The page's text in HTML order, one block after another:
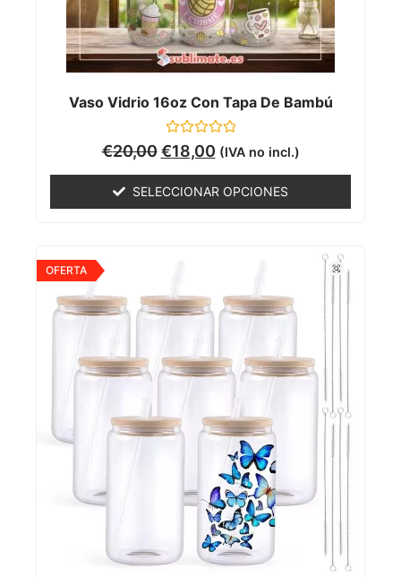
Vaso Vidrio 16oz Con Tapa De Bambú
Valorado
con
5
€20,00 €18,00 (IVA no incl.)
SELECCIONAR OPCIONES
OFERTA